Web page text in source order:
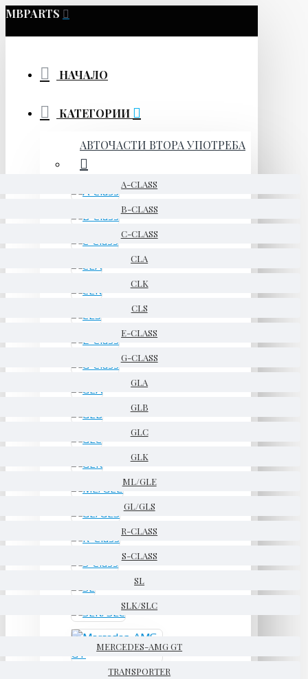
MBPARTS
НАЧАЛО
КАТЕГОРИИ
АВТОЧАСТИ ВТОРА УПОТРЕБА
A-CLASS
B-CLASS
C-CLASS
CLA
CLK
CLS
E-CLASS
G-CLASS
GLA
GLB
GLC
GLK
ML/GLE
GL/GLS
R-CLASS
S-CLASS
SL
SLK/SLC
MERCEDES-AMG GT
TRANSPORTER